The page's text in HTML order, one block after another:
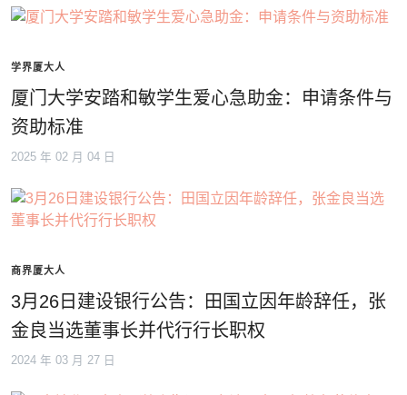
学界厦大人
厦门大学安踏和敏学生爱心急助金：申请条件与
资助标准
2025 年 02 月 04 日
商界厦大人
3月26日建设银行公告：田国立因年龄辞任，张
金良当选董事长并代行行长职权
2024 年 03 月 27 日